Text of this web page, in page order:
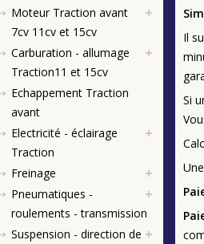
Il
Si
Moteur Traction avant
7cv 11cv et 15cv
Carburation - allumage
Traction11 et 15cv
Echappement Traction
avant
Electricité - éclairage
Traction
Freinage
Pneumatiques -
roulements - transmission
Suspension - direction de